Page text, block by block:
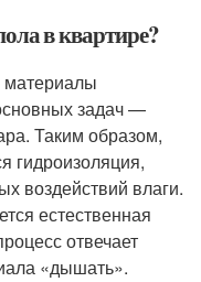
в квартире?
материалы
задач —
Таким образом,
гидроизоляция,
воздействий влаги.
естественная
отвечает
«дышать».